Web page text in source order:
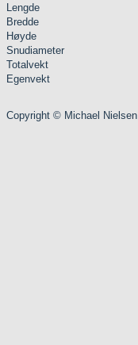
Lengde
Bredde
Høyde
Snudiameter
Totalvekt
Egenvekt
Copyright © Michael Nielsen